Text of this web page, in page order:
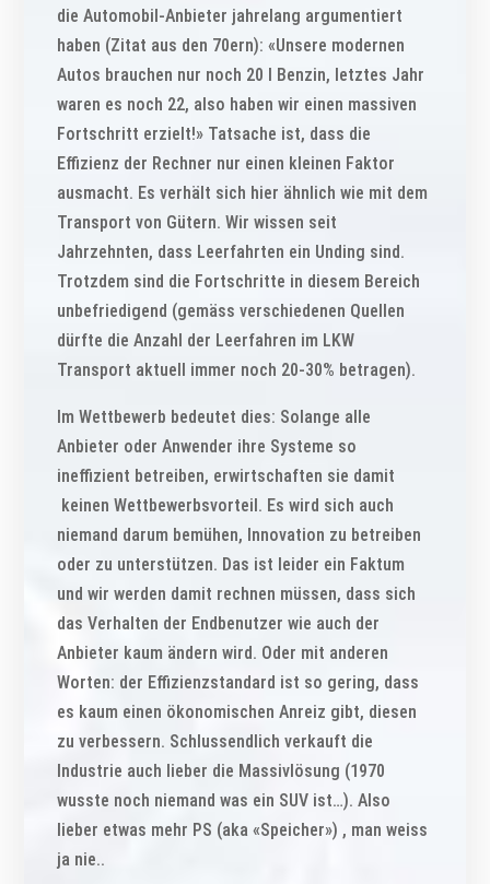
die Automobil-Anbieter jahrelang argumentiert
haben (Zitat aus den 70ern): «Unsere modernen
Autos brauchen nur noch 20 l Benzin, letztes Jahr
waren es noch 22, also haben wir einen massiven
Fortschritt erzielt!» Tatsache ist, dass die
Effizienz der Rechner nur einen kleinen Faktor
ausmacht. Es verhält sich hier ähnlich wie mit dem
Transport von Gütern. Wir wissen seit
Jahrzehnten, dass Leerfahrten ein Unding sind.
Trotzdem sind die Fortschritte in diesem Bereich
unbefriedigend (gemäss verschiedenen Quellen
dürfte die Anzahl der Leerfahren im LKW
Transport aktuell immer noch 20-30% betragen).
Im Wettbewerb bedeutet dies: Solange alle
Anbieter oder Anwender ihre Systeme so
ineffizient betreiben, erwirtschaften sie damit
keinen Wettbewerbsvorteil. Es wird sich auch
niemand darum bemühen, Innovation zu betreiben
oder zu unterstützen. Das ist leider ein Faktum
und wir werden damit rechnen müssen, dass sich
das Verhalten der Endbenutzer wie auch der
Anbieter kaum ändern wird. Oder mit anderen
Worten: der Effizienzstandard ist so gering, dass
es kaum einen ökonomischen Anreiz gibt, diesen
zu verbessern. Schlussendlich verkauft die
Industrie auch lieber die Massivlösung (1970
wusste noch niemand was ein SUV ist…). Also
lieber etwas mehr PS (aka «Speicher») , man weiss
ja nie..